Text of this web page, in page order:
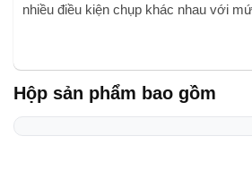
nhiều điều kiện chụp khác nhau với
Hộp sản phẩm bao gồm